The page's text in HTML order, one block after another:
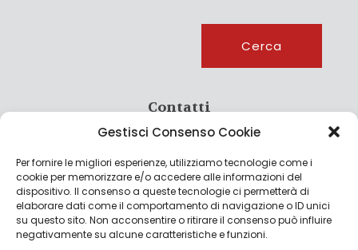
Gestisci Consenso Cookie
Per fornire le migliori esperienze, utilizziamo tecnologie come i
cookie per memorizzare e/o accedere alle informazioni del
dispositivo. Il consenso a queste tecnologie ci permetterà di
elaborare dati come il comportamento di navigazione o ID unici
su questo sito. Non acconsentire o ritirare il consenso può influire
negativamente su alcune caratteristiche e funzioni.
Cerca
Contatti
info@culturagroalimentare.com
Note legali
Privacy Policy